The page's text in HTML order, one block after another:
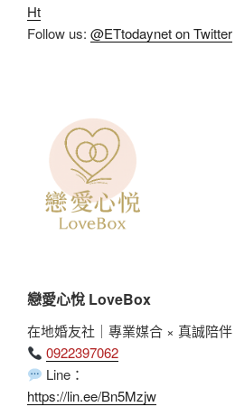
Ht
Follow us: @ETtodaynet on Twitter
戀愛心悅 LoveBox
在地婚友社｜專業媒合 × 真誠陪
0922397062
Line：
https://lin.ee/Bn5Mzjw